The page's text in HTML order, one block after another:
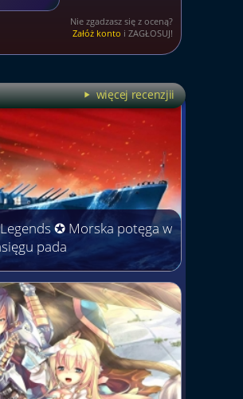
Nie zgadzasz się z oceną?
Załóż konto i ZAGŁOSUJ!
więcej recenzjii
✪ Morska potęga w
pada